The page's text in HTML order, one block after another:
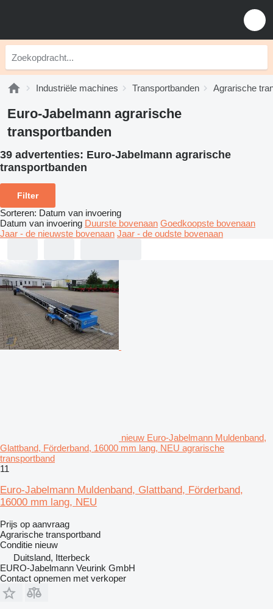
Industriële machines Transportbanden Agrarische
Euro-Jabelmann agrarische
transportbanden
39 advertenties: Euro-Jabelmann agrarische
transportbanden
Filter
Sorteren: Datum van invoering
Datum van invoering Duurste bovenaan Goedkoopste bovenaan
Jaar - de nieuwste bovenaan Jaar - de oudste bovenaan
nieuw Euro-Jabelmann Muldenband,
Glattband, Förderband, 16000 mm lang, NEU agrarische
transportband
11
Euro-Jabelmann Muldenband, Glattband, Förderband,
16000 mm lang, NEU
Prijs op aanvraag
Agrarische transportband
Conditie nieuw
Duitsland, Itterbeck
EURO-Jabelmann Veurink GmbH
Contact opnemen met verkoper